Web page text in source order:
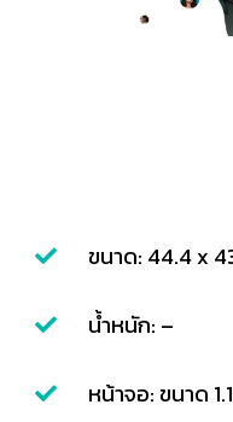
ขนาด: 44.4 x
น้ำหนัก: –
หน้าจอ: ขนาด